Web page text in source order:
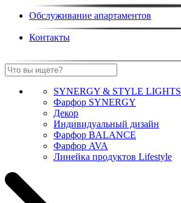
Обслуживание апартаментов
Контакты
SYNERGY & STYLE LIGHTS
Фарфор SYNERGY
Декор
Индивидуальный дизайн
Фарфор BALANCE
Фарфор AVA
Линейка продуктов Lifestyle